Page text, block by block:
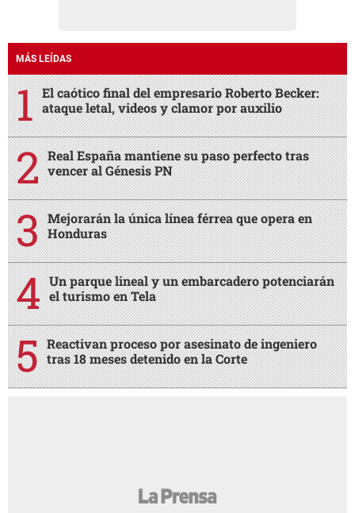
MÁS LEÍDAS
El caótico final del empresario Roberto Becker:
ataque letal, videos y clamor por auxilio
Real España mantiene su paso perfecto tras
vencer al Génesis PN
Mejorarán la única línea férrea que opera en
Honduras
Un parque lineal y un embarcadero potenciarán
el turismo en Tela
Reactivan proceso por asesinato de ingeniero
tras 18 meses detenido en la Corte